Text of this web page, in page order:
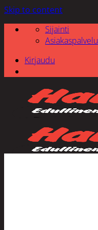
Skip to content
Sijainti
Asiakaspalvelu
Kirjaudu